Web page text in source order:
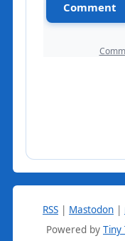
RSS | Mastodon |
Powered by Tiny